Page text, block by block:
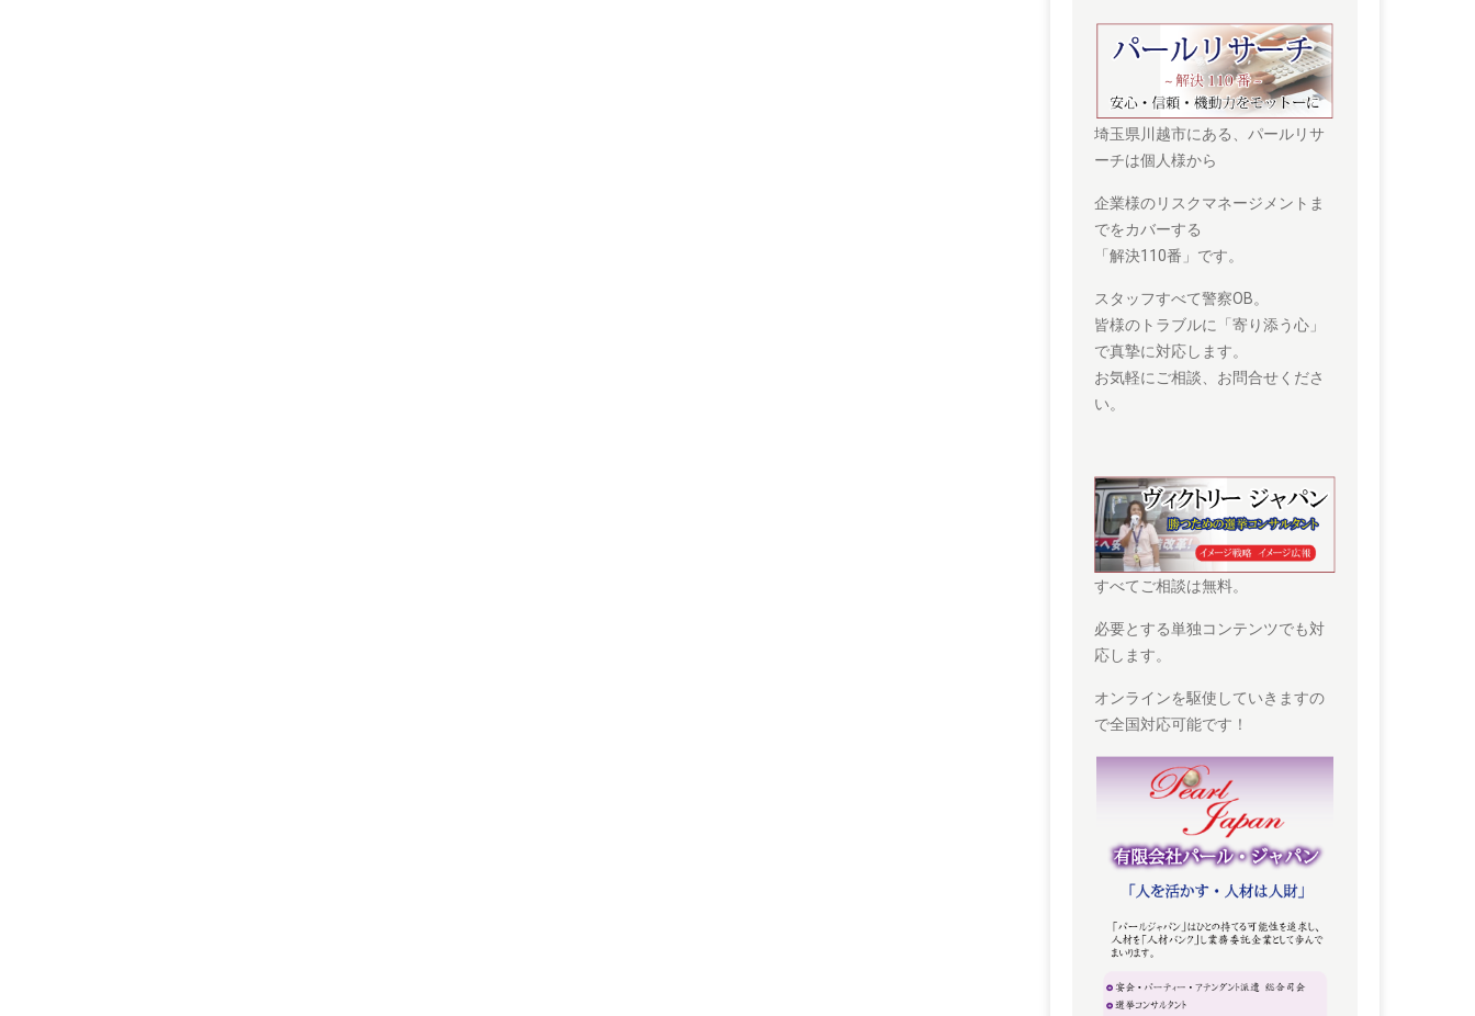
埼玉県川越市にある、パールリサ
ーチは個人様から
企業様のリスクマネージメントま
でをカバーする
「解決110番」です。
スタッフすべて警察OB。
皆様のトラブルに「寄り添う心」
で真摯に対応します。
お気軽にご相談、お問合せくださ
い。
すべてご相談は無料。
必要とする単独コンテンツでも対
応します。
オンラインを駆使していきますの
で全国対応可能です！